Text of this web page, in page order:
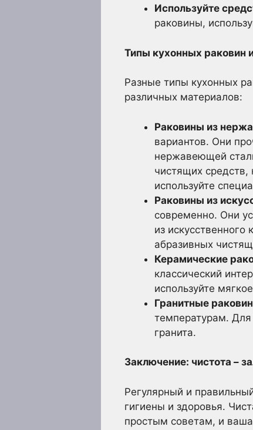
Используйте
раковины,
Типы кухонных раковин
Разные типы кухонных
различных материалов:
Раковины из
вариантов. Они
нержавеющей
чистящих средств,
используйте
Раковины из
современно. Они
из
абразивных
Керамические
классический
используйте
Гранитные
температурам. Для
гранита.
Заключение: чистота –
Регулярный и
гигиены и здоровья.
простым советам, и ваша